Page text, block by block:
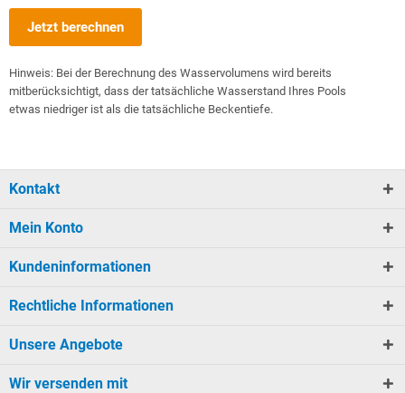
Jetzt berechnen
Hinweis: Bei der Berechnung des Wasservolumens wird bereits
mitberücksichtigt, dass der tatsächliche Wasserstand Ihres Pools
etwas niedriger ist als die tatsächliche Beckentiefe.
Kontakt
Mein Konto
Kundeninformationen
Rechtliche Informationen
Unsere Angebote
Wir versenden mit